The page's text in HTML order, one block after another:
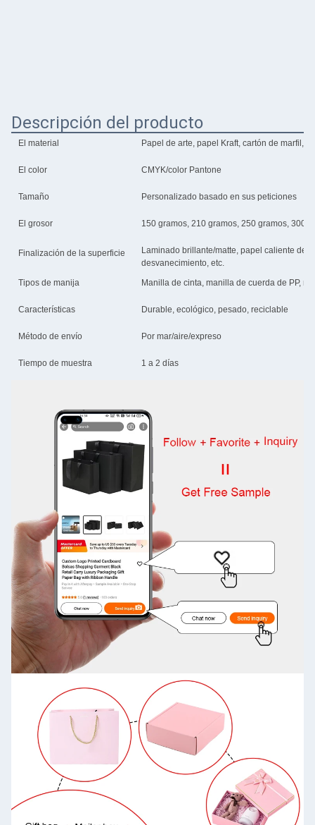
Descripción del producto
El material Papel de arte, papel Kraft, cartón de marfil,
El color CMYK/color Pantone
Tamaño Personalizado basado en sus peticiones
El grosor 150 gramos, 210 gramos, 250 gramos, 300
Finalización de la superficie
Laminado brillante/matte, papel caliente de
desvanecimiento, etc.
Tipos de manija
Manilla de cinta, manilla de cuerda de PP,
Características Durable, ecológico, pesado, reciclable
Método de envío Por mar/aire/expreso
Tiempo de muestra 1 a 2 días